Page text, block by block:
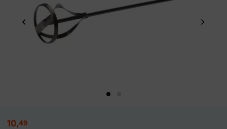
10,49